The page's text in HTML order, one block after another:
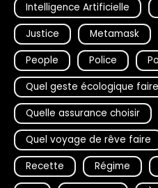
Intelligence Artificielle
Justice
Metamask
People
Police
Quel geste écologique
Quelle assurance choisir
Quel voyage de rêve faire
Recette
Régime